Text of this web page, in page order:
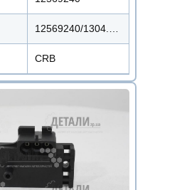
CRB